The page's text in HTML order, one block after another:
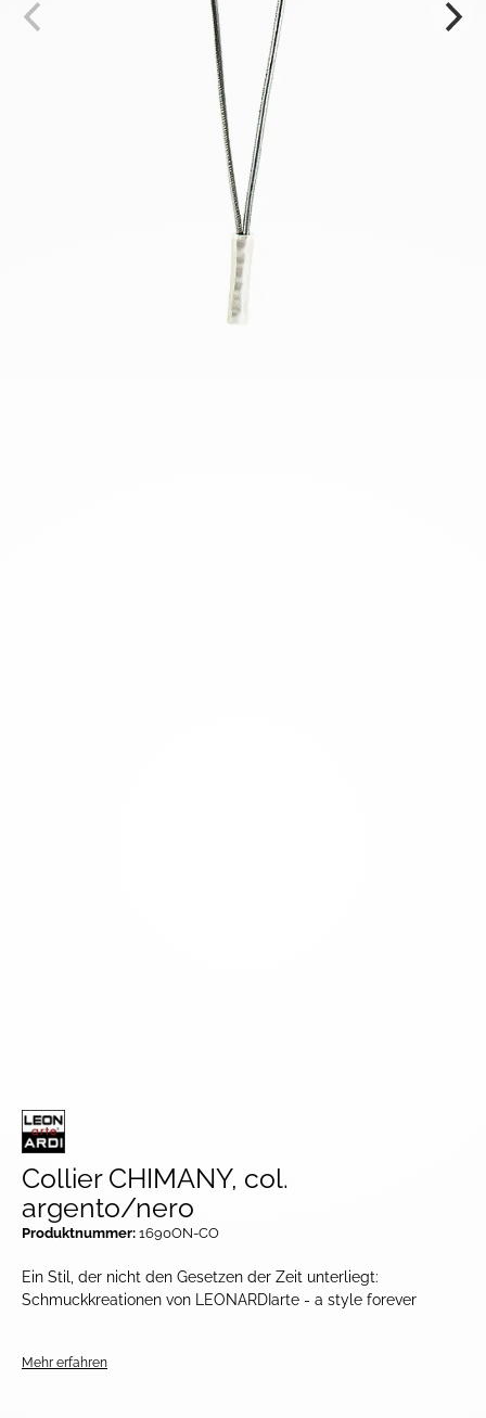
Ein Stil, der nicht den Gesetzen der Zeit unterliegt:
Schmuckkreationen von LEONARDIarte - a style forever
Mehr erfahren
Collier CHIMANY, col.
argento/nero
Produktnummer: 1690ON-CO